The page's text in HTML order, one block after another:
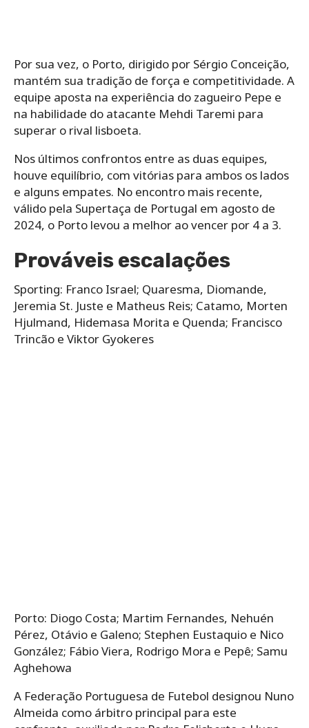
Por sua vez, o Porto, dirigido por Sérgio Conceição,
mantém sua tradição de força e competitividade. A
equipe aposta na experiência do zagueiro Pepe e
na habilidade do atacante Mehdi Taremi para
superar o rival lisboeta.
Nos últimos confrontos entre as duas equipes,
houve equilíbrio, com vitórias para ambos os lados
e alguns empates. No encontro mais recente,
válido pela Supertaça de Portugal em agosto de
2024, o Porto levou a melhor ao vencer por 4 a 3.
Prováveis escalações
Sporting: Franco Israel; Quaresma, Diomande,
Jeremia St. Juste e Matheus Reis; Catamo, Morten
Hjulmand, Hidemasa Morita e Quenda; Francisco
Trincão e Viktor Gyokeres
Porto: Diogo Costa; Martim Fernandes, Nehuén
Pérez, Otávio e Galeno; Stephen Eustaquio e Nico
González; Fábio Viera, Rodrigo Mora e Pepê; Samu
Aghehowa
A Federação Portuguesa de Futebol designou Nuno
Almeida como árbitro principal para este